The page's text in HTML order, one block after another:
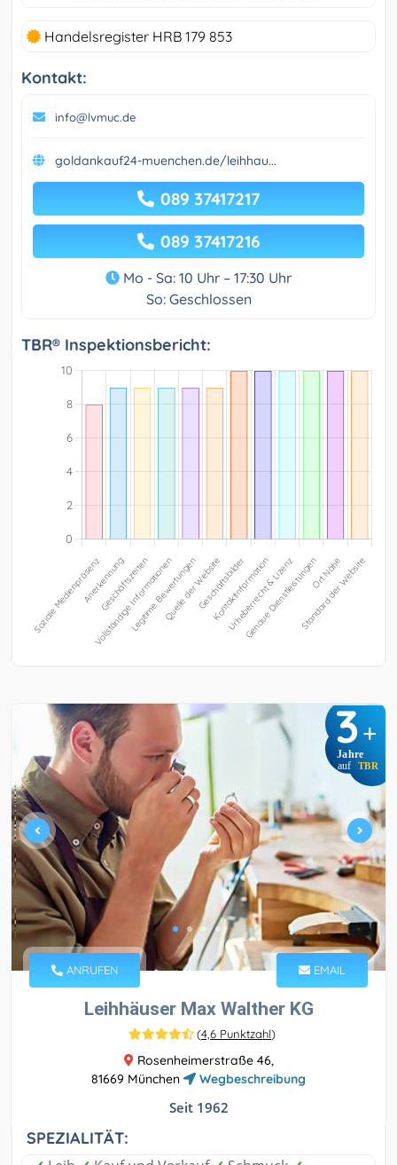
Handelsregister HRB 179 853
Kontakt:
info@lvmuc.de
goldankauf24-muenchen.de/leihhau...
089 37417217
089 37417216
Mo - Sa: 10 Uhr – 17:30 Uhr
So: Geschlossen
TBR® Inspektionsbericht:
3+
Jahre
auf TBR
ANRUFEN EMAIL
Leihhäuser Max Walther KG
(4,6 Punktzahl)
Rosenheimerstraße 46,
81669 München
Wegbeschreibung
Seit 1962
SPEZIALITÄT: